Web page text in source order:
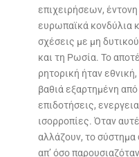
επιχειρήσεων,
ευρωπαϊκά κονδύλια
σχέσεις με μη
και τη Ρωσία. Το
ρητορική ήταν
βαθιά εξαρτημένη
επιδοτήσεις,
ισορροπίες. Όταν
αλλάζουν, το σύστημα
απ’ όσο